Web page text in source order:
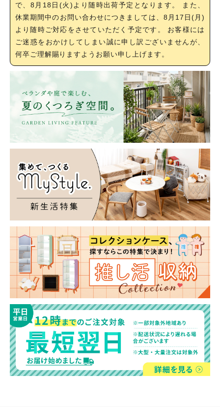
で、8月18日(火)より随時出荷予定となります。 また、
休業期間中のお問い合わせにつきましては、8月17日(月)
より随時ご対応をさせていただく予定です。 お客様には
ご迷惑をおかけしてしまい誠に申し訳ございませんが、
何卒ご理解賜りますようお願い申し上げます。